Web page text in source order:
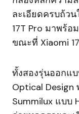
ละเอียดครบถ้ว
17T Pro มาพร้อ
ขณะที่ Xiaomi
ทั้งสองรุ่นออกแ
Optical Design
Summilux แบบ